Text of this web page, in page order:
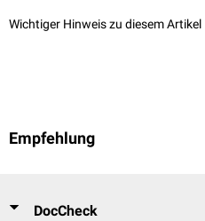
Wichtiger Hinweis zu diesem Artikel
Empfehlung
DocCheck